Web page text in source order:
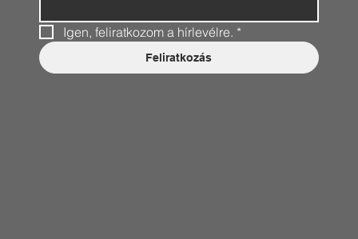
Igen, feliratkozom a hírlevélre. *
Feliratkozás